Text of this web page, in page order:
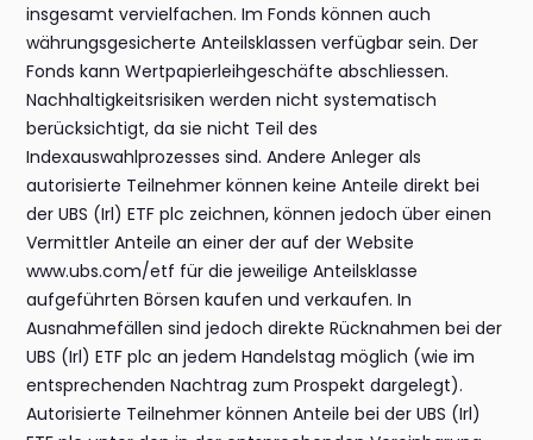
insgesamt vervielfachen. Im Fonds können auch
währungsgesicherte Anteilsklassen verfügbar sein. Der
Fonds kann Wertpapierleihgeschäfte abschliessen.
Nachhaltigkeitsrisiken werden nicht systematisch
berücksichtigt, da sie nicht Teil des
Indexauswahlprozesses sind. Andere Anleger als
autorisierte Teilnehmer können keine Anteile direkt bei
der UBS (Irl) ETF plc zeichnen, können jedoch über einen
Vermittler Anteile an einer der auf der Website
www.ubs.com/etf für die jeweilige Anteilsklasse
aufgeführten Börsen kaufen und verkaufen. In
Ausnahmefällen sind jedoch direkte Rücknahmen bei der
UBS (Irl) ETF plc an jedem Handelstag möglich (wie im
entsprechenden Nachtrag zum Prospekt dargelegt).
Autorisierte Teilnehmer können Anteile bei der UBS (Irl)